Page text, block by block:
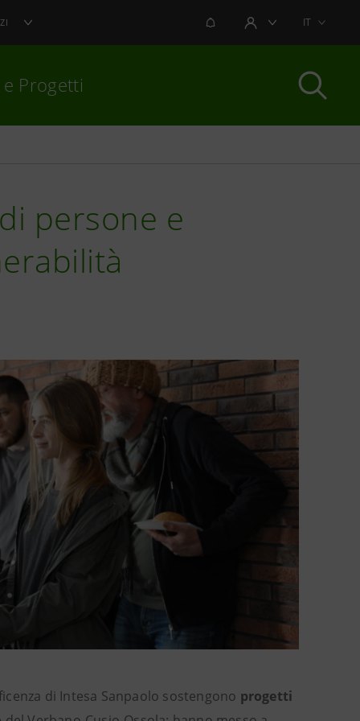
NOTIFICHEAREA UTENTEIT
e Progetti
persone e
di Intesa Sanpaolo sostengono progetti